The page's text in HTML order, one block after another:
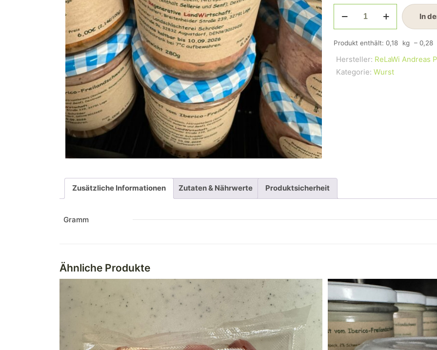
Freilandschwein
gekocht
Menge
In
Produkt enthält: 0,18 kg – 0,28
Hersteller: ReLaWi Andreas
Kategorie: Wurst
Zusätzliche Informationen Zutaten & Nährwerte Produktsicherheit
Gramm
Ähnliche Produkte